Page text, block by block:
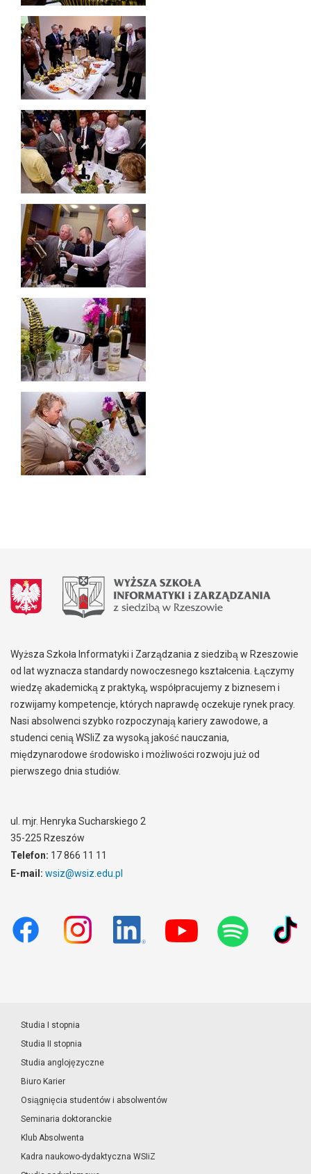
Wyższa Szkoła Informatyki i Zarządzania z siedzibą w Rzeszowie
od lat wyznacza standardy nowoczesnego kształcenia. Łączymy
wiedzę akademicką z praktyką, współpracujemy z biznesem i
rozwijamy kompetencje, których naprawdę oczekuje rynek pracy.
Nasi absolwenci szybko rozpoczynają kariery zawodowe, a
studenci cenią WSIiZ za wysoką jakość nauczania,
międzynarodowe środowisko i możliwości rozwoju już od
pierwszego dnia studiów.
ul. mjr. Henryka Sucharskiego 2
35-225 Rzeszów
Telefon: 17 866 11 11
E-mail: wsiz@wsiz.edu.pl
Studia I stopnia
Studia II stopnia
Studia anglojęzyczne
Biuro Karier
Osiągnięcia studentów i absolwentów
Seminaria doktoranckie
Klub Absolwenta
Kadra naukowo-dydaktyczna WSIiZ